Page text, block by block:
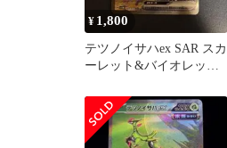
¥ 1,800
テツノイサハex SAR スカ
ーレット&バイオレット
ャ…